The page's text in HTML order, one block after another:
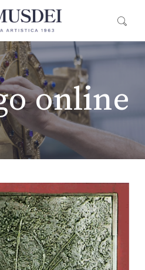
online